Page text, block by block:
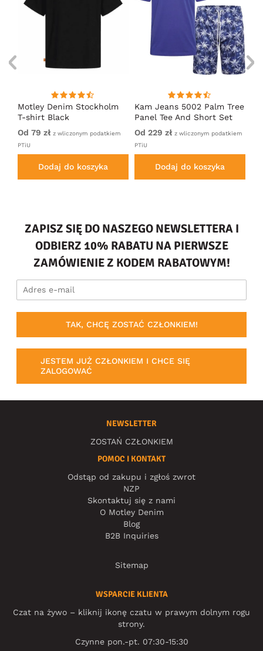
Motley Denim Stockholm
T-shirt Black
Od 79 zł z wliczonym podatkiem
PTiU
Dodaj do koszyka
Kam Jeans 5002 Palm Tree
Panel Tee And Short Set
Electric Blue
Od 229 zł z wliczonym podatkiem
PTiU
Dodaj do koszyka
ZAPISZ SIĘ DO NASZEGO NEWSLETTERA I
ODBIERZ 10% RABATU NA PIERWSZE
ZAMÓWIENIE Z KODEM RABATOWYM!
TAK, CHCĘ ZOSTAĆ CZŁONKIEM!
JESTEM JUŻ CZŁONKIEM I CHCE SIĘ
ZALOGOWAĆ
NEWSLETTER
ZOSTAŃ CZŁONKIEM
POMOC I KONTAKT
Odstąp od zakupu i zgłoś zwrot
NZP
Skontaktuj się z nami
O Motley Denim
Blog
B2B Inquiries
Sitemap
WSPARCIE KLIENTA
Czat na żywo – kliknij ikonę czatu w prawym dolnym rogu
strony.
Czynne pon.-pt. 07:30-15:30